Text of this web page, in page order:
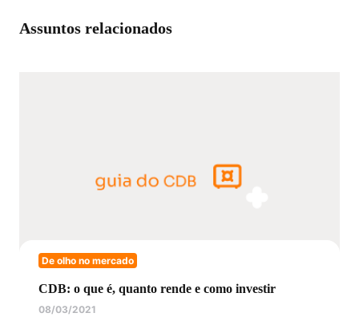
Assuntos relacionados
De olho no mercado
CDB: o que é, quanto rende e como investir
08/03/2021